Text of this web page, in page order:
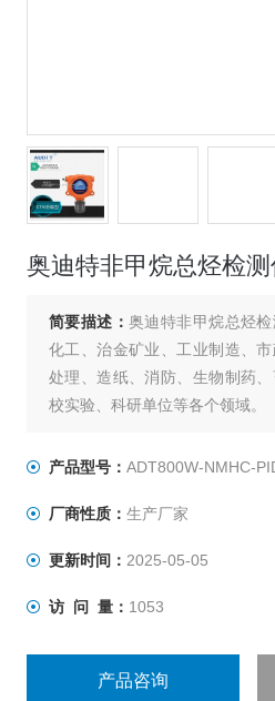
奥迪特非甲烷总烃检
简要描述：奥迪特非甲烷总烃
化工、治金矿业、工业制造、
处理、造纸、消防、生物制药
校实验、科研单位等各个领域。
产品型号： ADT800W-NMHC-
厂商性质： 生产厂家
更新时间： 2025-05-05
访 问 量： 1053
产品咨询